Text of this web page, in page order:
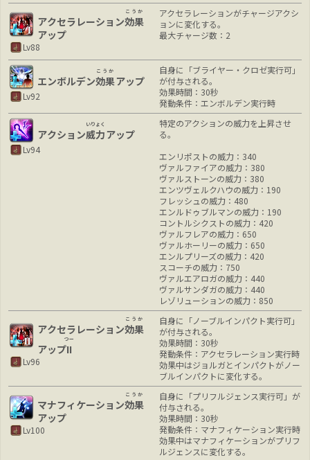
アクセラレーション効果
こうか
アップ
Lv88
アクセラレーションがチャージアクシ
ョンに変化する。
最大チャージ数：2
エンボルデン効果
こうか
アップ
Lv92
自身に「ブライヤー・クロゼ実行可」
が付与される。
効果時間：30秒
発動条件：エンボルデン実行時
アクション威力
いりょく
アップ
Lv94
特定のアクションの威力を上昇させ
る。
エンリポストの威力：340
ヴァルファイアの威力：380
ヴァルストーンの威力：380
エンツヴェルクハウの威力：190
フレッシュの威力：480
エンルドゥブルマンの威力：190
コントルシクストの威力：420
ヴァルフレアの威力：650
ヴァルホーリーの威力：650
エンルプリーズの威力：420
スコーチの威力：750
ヴァルエアロガの威力：440
ヴァルサンダガの威力：440
レゾリューションの威力：850
アクセラレーション効果
こうか
アップII
つー
Lv96
自身に「ノーブルインパクト実行可」
が付与される。
効果時間：30秒
発動条件：アクセラレーション実行時
効果中はジョルガとインパクトがノー
ブルインパクトに変化する。
マナフィケーション効果
こうか
アップ
Lv100
自身に「プリフルジェンス実行可」が
付与される。
効果時間：30秒
発動条件：マナフィケーション実行時
効果中はマナフィケーションがプリフ
ルジェンスに変化する。